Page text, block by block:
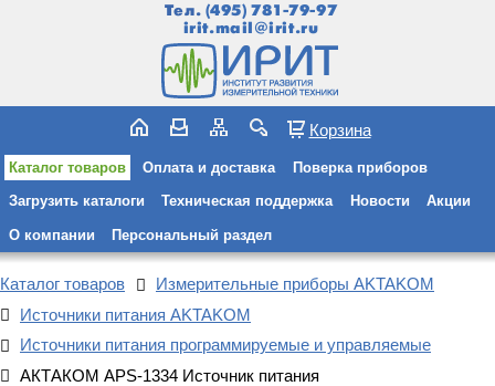
Тел. (495) 781-79-97
irit.mail@irit.ru
Корзина
Каталог товаров Оплата и доставка Поверка приборов
Загрузить каталоги Техническая поддержка Новости Акции
О компании Персональный раздел
Каталог товаров
Измерительные приборы AKTAKOM
Источники питания AKTAKOM
Источники питания программируемые и управляемые
АКТАКОМ APS-1334 Источник питания